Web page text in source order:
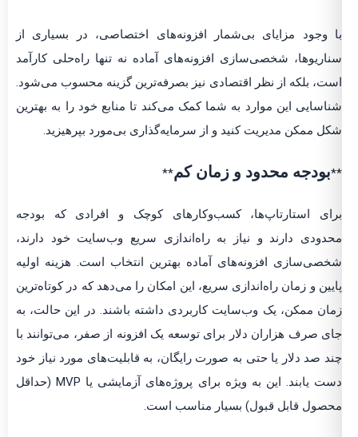
با وجود مزایای بی‌شمار افزونه‌های اختصاصی، در بسیاری از
سناریوها، شخصی‌سازی افزونه‌های آماده نه تنها راه‌حلی کارآمد
است، بلکه از نظر اقتصادی نیز بصرفه‌ترین گزینه محسوب می‌شود.
شناسایی این موارد به شما کمک می‌کند تا منابع خود را به بهترین
شکل ممکن مدیریت کنید و از سرمایه‌گذاری بی‌مورد بپرهیزید.
**بودجه محدود و زمان کم**
برای استارتاپ‌ها، کسب‌وکارهای کوچک و افرادی که بودجه
محدودی دارند و نیاز به راه‌اندازی سریع وب‌سایت خود دارند،
شخصی‌سازی افزونه‌های آماده بهترین انتخاب است. هزینه اولیه
پایین و زمان راه‌اندازی سریع، این امکان را می‌دهد که در کوتاه‌ترین
زمان ممکن، یک وب‌سایت کاربردی داشته باشند. در این حالت، به
جای صرف هزاران دلار برای توسعه یک افزونه از صفر، می‌توانند با
چند صد دلار یا حتی به صورت رایگان، به قابلیت‌های مورد نیاز خود
دست یابند. این به ویژه برای پروژه‌های آزمایشی یا MVP (حداقل
محصول قابل قبول) بسیار مناسب است.